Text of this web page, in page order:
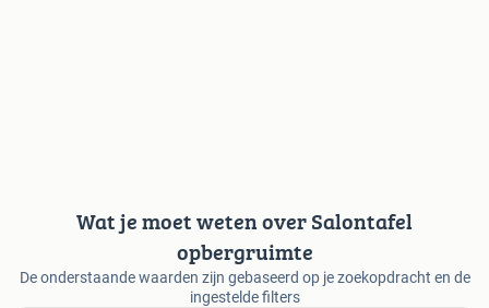
Wat je moet weten over Salontafel
opbergruimte
De onderstaande waarden zijn gebaseerd op je zoekopdracht en de
ingestelde filters